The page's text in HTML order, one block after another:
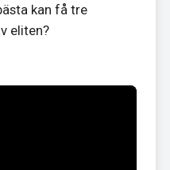
kan få tre
eliten?